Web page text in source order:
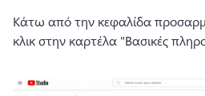
Κάτω από την κεφαλίδα
κλικ στην καρτέλα "Βασικές